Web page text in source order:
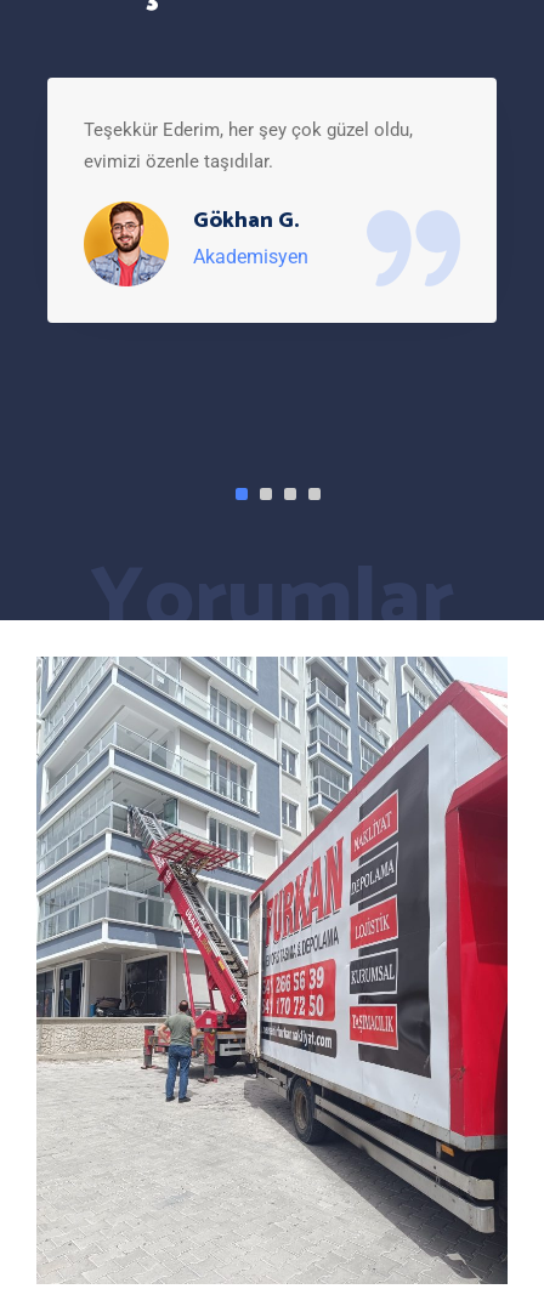
Teşekkür Ederim, her şey çok güzel oldu,
evimizi özenle taşıdılar.
Gökhan G.
Akademisyen
Yorumlar